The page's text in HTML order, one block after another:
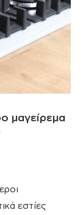
μαγείρεμα
εστίες